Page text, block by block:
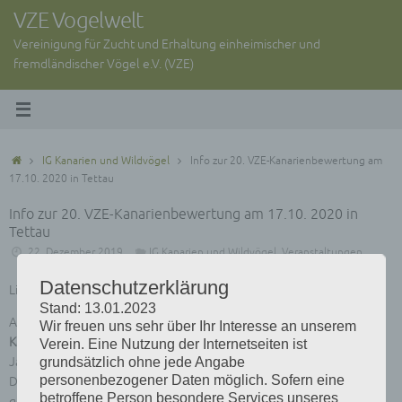
Inhalt
springen
VZE Vogelwelt
Vereinigung für Zucht und Erhaltung einheimischer und
fremdländischer Vögel e.V. (VZE)
StartIG Kanarien und Wildvögel
Info zur 20. VZE-Kanarienbewertung am
17.10. 2020 in Tettau
Info zur 20. VZE-Kanarienbewertung am 17.10. 2020 in
Tettau
22. Dezember 2019 IG Kanarien und Wildvögel,Veranstaltungen
Liebe Zuchtfreunde die IG Kanarien und Wildvögel informiert:
Anlässlich der am 17.10. 2020stattfindenden20. VZE-
Kanarienbewertung möchte die AG -Wildvögel an diesem Tag ihre
Jahresveranstaltung durchführen.
Da die Planung dieser Veranstaltung an eine Mindestteilnehmerzahl
Datenschutzerklärung
Stand: 13.01.2023
Wir freuen uns sehr über Ihr Interesse an unserem
Verein. Eine Nutzung der Internetseiten ist
grundsätzlich ohne jede Angabe
personenbezogener Daten möglich. Sofern eine
betroffene Person besondere Services unseres